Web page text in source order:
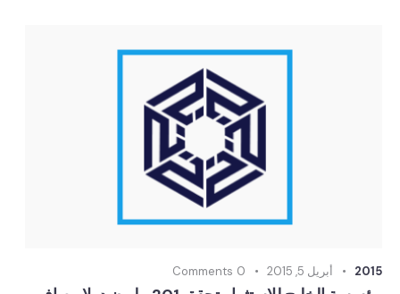
2015 أبريل 5, 2015 0
Comments